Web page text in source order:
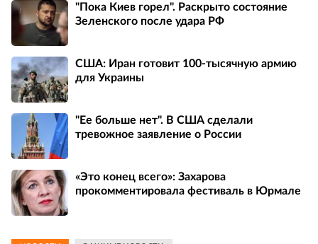
"Пока Киев горел". Раскрыто состояние
Зеленского после удара РФ
США: Иран готовит 100-тысячную армию
для Украины
"Ее больше нет". В США сделали
тревожное заявление о России
«Это конец всего»: Захарова
прокомментировала фестиваль в Юрмале